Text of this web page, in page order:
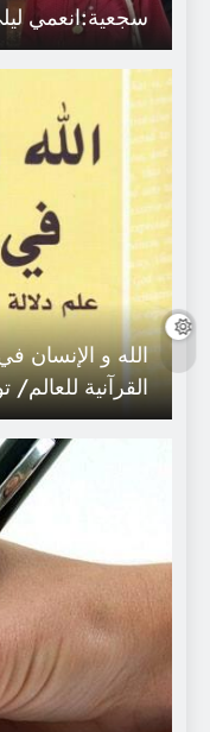
سجعية:انعمي
الله و الإنسان
القرآنية
تقديم: هلال